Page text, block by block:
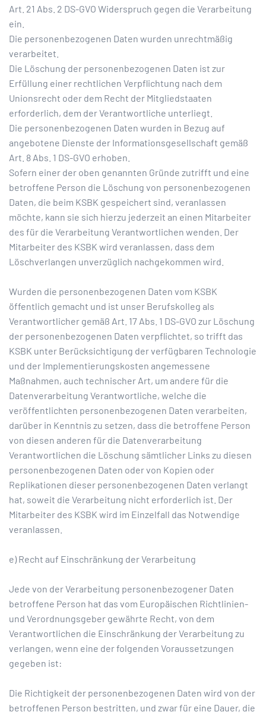
Art. 21 Abs. 2 DS-GVO Widerspruch gegen die Verarbeitung
ein.
Die personenbezogenen Daten wurden unrechtmäßig
verarbeitet.
Die Löschung der personenbezogenen Daten ist zur
Erfüllung einer rechtlichen Verpflichtung nach dem
Unionsrecht oder dem Recht der Mitgliedstaaten
erforderlich, dem der Verantwortliche unterliegt.
Die personenbezogenen Daten wurden in Bezug auf
angebotene Dienste der Informationsgesellschaft gemäß
Art. 8 Abs. 1 DS-GVO erhoben.
Sofern einer der oben genannten Gründe zutrifft und eine
betroffene Person die Löschung von personenbezogenen
Daten, die beim KSBK gespeichert sind, veranlassen
möchte, kann sie sich hierzu jederzeit an einen Mitarbeiter
des für die Verarbeitung Verantwortlichen wenden. Der
Mitarbeiter des KSBK wird veranlassen, dass dem
Löschverlangen unverzüglich nachgekommen wird.
Wurden die personenbezogenen Daten vom KSBK
öffentlich gemacht und ist unser Berufskolleg als
Verantwortlicher gemäß Art. 17 Abs. 1 DS-GVO zur Löschung
der personenbezogenen Daten verpflichtet, so trifft das
KSBK unter Berücksichtigung der verfügbaren Technologie
und der Implementierungskosten angemessene
Maßnahmen, auch technischer Art, um andere für die
Datenverarbeitung Verantwortliche, welche die
veröffentlichten personenbezogenen Daten verarbeiten,
darüber in Kenntnis zu setzen, dass die betroffene Person
von diesen anderen für die Datenverarbeitung
Verantwortlichen die Löschung sämtlicher Links zu diesen
personenbezogenen Daten oder von Kopien oder
Replikationen dieser personenbezogenen Daten verlangt
hat, soweit die Verarbeitung nicht erforderlich ist. Der
Mitarbeiter des KSBK wird im Einzelfall das Notwendige
veranlassen.
e) Recht auf Einschränkung der Verarbeitung
Jede von der Verarbeitung personenbezogener Daten
betroffene Person hat das vom Europäischen Richtlinien-
und Verordnungsgeber gewährte Recht, von dem
Verantwortlichen die Einschränkung der Verarbeitung zu
verlangen, wenn eine der folgenden Voraussetzungen
gegeben ist:
Die Richtigkeit der personenbezogenen Daten wird von der
betroffenen Person bestritten, und zwar für eine Dauer, die